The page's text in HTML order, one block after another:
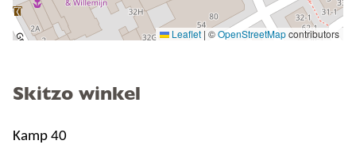
Leaflet | ©OpenStreetMapcontributors
Skitzo winkel
Kamp 40